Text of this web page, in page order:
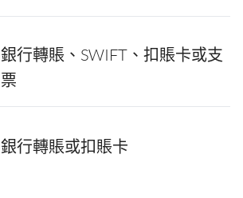
銀行轉賬、SWIFT、扣賬卡或支
票
銀行轉賬或扣賬卡